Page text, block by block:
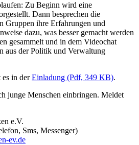
Zu Beginn wird eine
Dann besprechen die
Gruppen ihre Erfahrungen und
dazu, was besser gemacht werden
gesammelt und in dem Videochat
aus der Politik und Verwaltung
es in derEinladung (Pdf, 349 KB).
junge Menschen einbringen. Meldet
e.V.
Sms, Messenger)
ev.de